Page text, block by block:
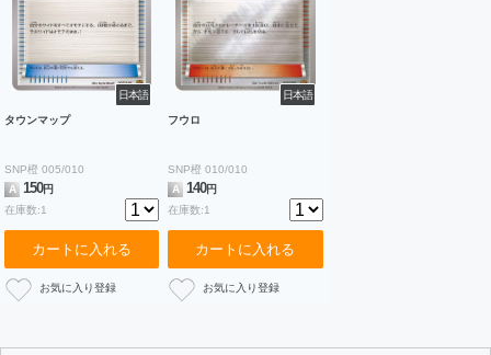
日本語
タウンマップ
SNP橙 005/010
A
150円
在庫数:1
カートに入れる
日本語
フウロ
SNP橙 010/010
A
140円
在庫数:1
カートに入れる